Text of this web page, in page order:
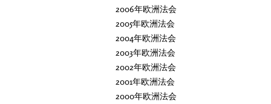
2006年欧洲法会
2005年欧洲法会
2004年欧洲法会
2003年欧洲法会
2002年欧洲法会
2001年欧洲法会
2000年欧洲法会